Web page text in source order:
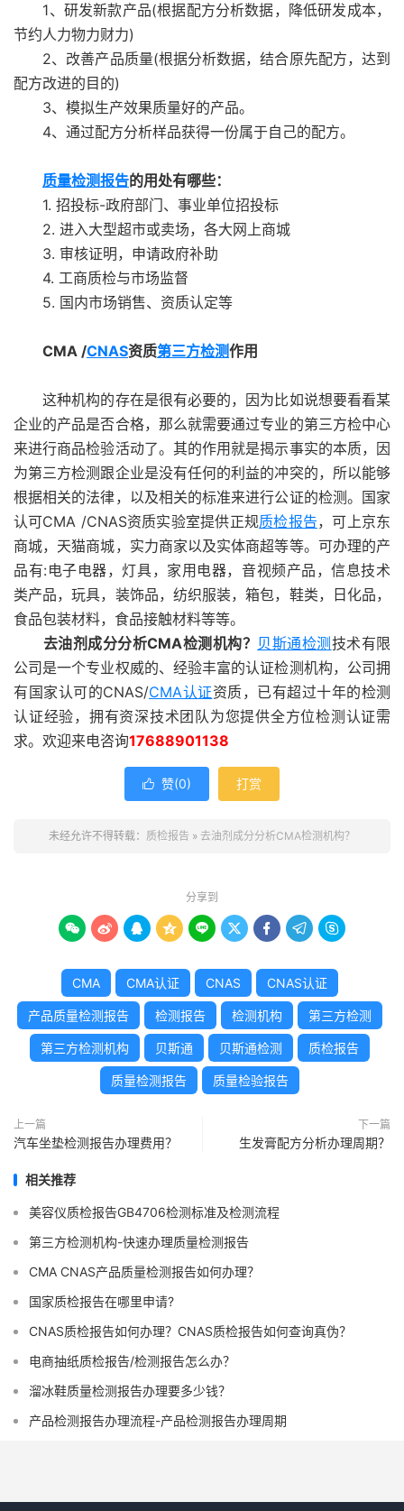
1、研发新款产品(根据配方分析数据，降低研发成本，
节约人力物力财力)
2、改善产品质量(根据分析数据，结合原先配方，达到
配方改进的目的)
3、模拟生产效果质量好的产品。
4、通过配方分析样品获得一份属于自己的配方。
质量检测报告的用处有哪些：
1. 招投标-政府部门、事业单位招投标
2. 进入大型超市或卖场，各大网上商城
3. 审核证明，申请政府补助
4. 工商质检与市场监督
5. 国内市场销售、资质认定等
CMA /CNAS资质第三方检测作用
这种机构的存在是很有必要的，因为比如说想要看看某
企业的产品是否合格，那么就需要通过专业的第三方检中心
来进行商品检验活动了。其的作用就是揭示事实的本质，因
为第三方检测跟企业是没有任何的利益的冲突的，所以能够
根据相关的法律，以及相关的标准来进行公证的检测。国家
认可CMA /CNAS资质实验室提供正规质检报告，可上京东
商城，天猫商城，实力商家以及实体商超等等。可办理的产
品有:电子电器，灯具，家用电器，音视频产品，信息技术
类产品，玩具，装饰品，纺织服装，箱包，鞋类，日化品，
食品包装材料，食品接触材料等等。
去油剂成分分析CMA检测机构？ 贝斯通检测 技术有限
公司是一个专业权威的、经验丰富的认证检测机构，公司拥
有国家认可的CNAS/CMA认证资质，已有超过十年的检测
认证经验，拥有资深技术团队为您提供全方位检测认证需
求。欢迎来电咨询17688901138
 赞(0) 打赏
未经允许不得转载： 质检报告 » 去油剂成分分析CMA检测机构？
分享到
        
CMA CMA认证 CNAS CNAS认证
产品质量检测报告 检测报告 检测机构 第三方检测
第三方检测机构 贝斯通 贝斯通检测 质检报告
质量检测报告 质量检验报告
上一篇
汽车坐垫检测报告办理费用？
下一篇
生发膏配方分析办理周期？
相关推荐
美容仪质检报告GB4706检测标准及检测流程
第三方检测机构-快速办理质量检测报告
CMA CNAS产品质量检测报告如何办理？
国家质检报告在哪里申请?
CNAS质检报告如何办理？CNAS质检报告如何查询真伪？
电商抽纸质检报告/检测报告怎么办？
溜冰鞋质量检测报告办理要多少钱？
产品检测报告办理流程-产品检测报告办理周期